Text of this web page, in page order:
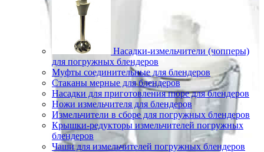
Насадки-измельчители (чопперы)
для погружных блендеров
Муфты соединительные для блендеров
Стаканы мерные для блендеров
Насадки для приготовления пюре для блендеров
Ножи измельчителя для блендеров
Измельчители в сборе для погружных блендеров
Крышки-редукторы измельчителей погружных
блендеров
Чаши для измельчителей погружных блендеров